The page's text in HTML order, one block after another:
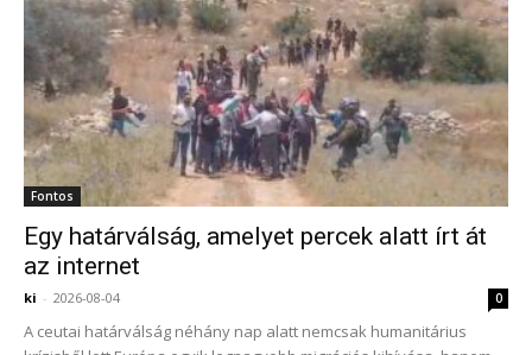
Fontos
Egy határválság, amelyet percek alatt írt át
az internet
ki - 2026-08-04 0
A ceutai határválság néhány nap alatt nemcsak humanitárius